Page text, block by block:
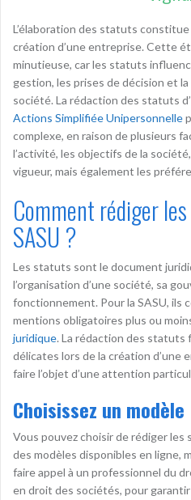
L’élaboration des statuts
création d’une entreprise. Cette
minutieuse, car les statuts
gestion, les prises de décision et
société. La rédaction des statuts
Actions Simplifiée Unipersonnelle
complexe, en raison de plusieurs
l’activité, les objectifs de la
vigueur, mais également les
Comment rédiger
SASU ?
Les statuts sont le document
l’organisation d’une société, sa
fonctionnement. Pour la SASU, ils
mentions obligatoires plus ou
juridique. La rédaction des statuts
délicates lors de la création d’une
faire l’objet d’une attention
Choisissez un modèle
Vous pouvez choisir de rédiger
des modèles disponibles en ligne,
faire appel à un professionnel du
en droit des sociétés, pour